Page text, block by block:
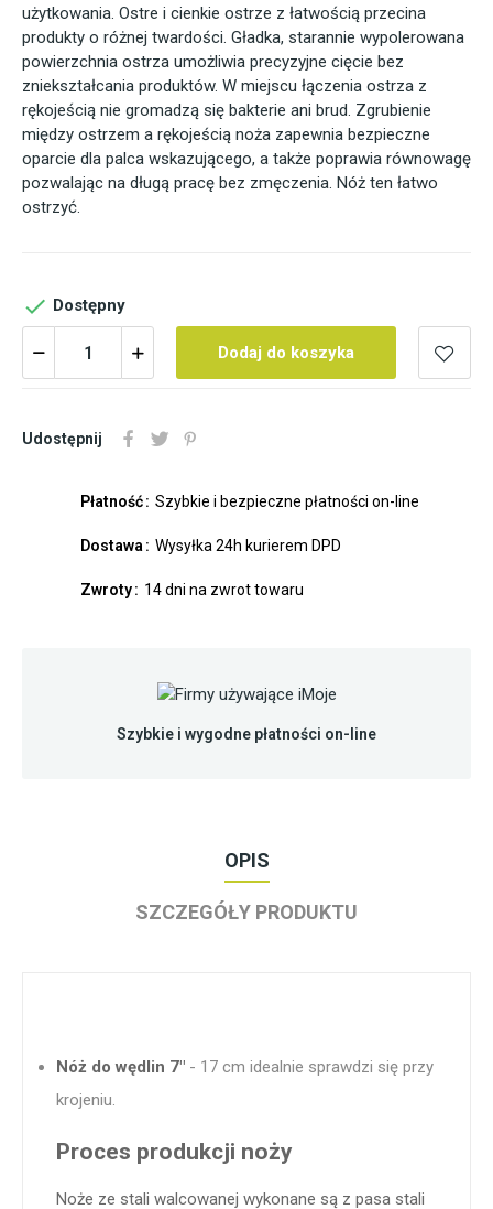
użytkowania. Ostre i cienkie ostrze z łatwością przecina
produkty o różnej twardości. Gładka, starannie wypolerowana
powierzchnia ostrza umożliwia precyzyjne cięcie bez
zniekształcania produktów. W miejscu łączenia ostrza z
rękojeścią nie gromadzą się bakterie ani brud. Zgrubienie
między ostrzem a rękojeścią noża zapewnia bezpieczne
oparcie dla palca wskazującego, a także poprawia równowagę
pozwalając na długą pracę bez zmęczenia. Nóż ten łatwo
ostrzyć.
 Dostępny
Dodaj do koszyka
Udostępnij
Płatność Szybkie i bezpieczne płatności on-line
Dostawa Wysyłka 24h kurierem DPD
Zwroty 14 dni na zwrot towaru
Szybkie i wygodne płatności on-line
OPIS
SZCZEGÓŁY PRODUKTU
Nóż do wędlin 7" - 17 cm idealnie sprawdzi się przy
krojeniu.
Proces produkcji noży
Noże ze stali walcowanej wykonane są z pasa stali